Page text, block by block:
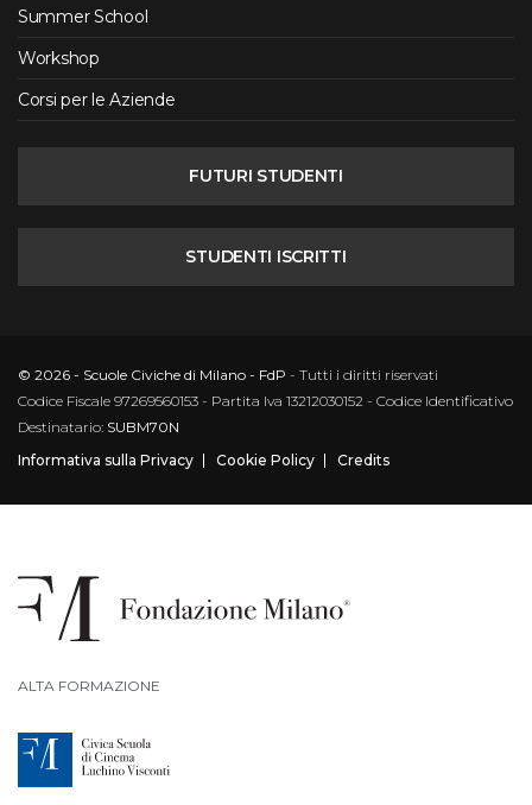
Summer School
Workshop
Corsi per le Aziende
FUTURI STUDENTI
STUDENTI ISCRITTI
© 2026 - Scuole Civiche di Milano - FdP - Tutti i diritti riservati
Codice Fiscale 97269560153 - Partita Iva 13212030152 - Codice Identificativo
Destinatario: SUBM70N
Informativa sulla Privacy
Cookie Policy Credits
ALTA FORMAZIONE